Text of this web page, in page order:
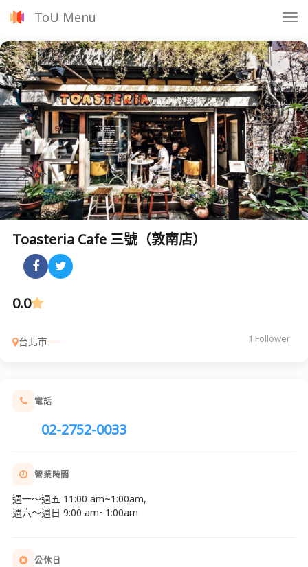
ToU Menu
Toasteria Cafe 三號（敦南店）
0.0
台北市 1 Follower
電話
02-2752-0033
營業時間
週一～週五 11:00 am~1:00am,
週六～週日 9:00 am~1:00am
公休日